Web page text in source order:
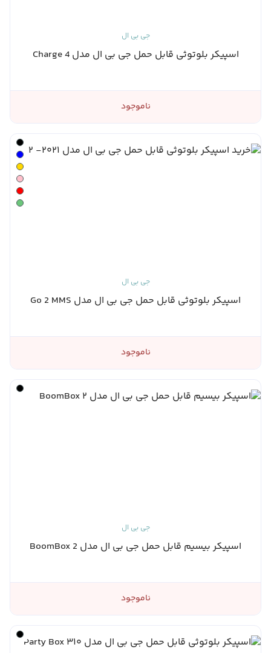
جی بی ال
اسپیکر بلوتوثی قابل حمل جی بی ال مدل Charge 4
ناموجود
جی بی ال
اسپیکر بلوتوثی قابل حمل جی بی ال مدل Go 2 MMS
ناموجود
جی بی ال
اسپیکر بیسیم قابل حمل جی بی ال مدل BoomBox 2
ناموجود